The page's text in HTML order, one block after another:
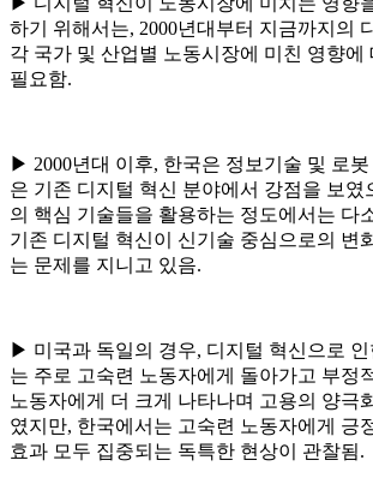
하기 위해서는, 2000년대부터 지금까지의
각 국가 및 산업별 노동시장에 미친 영향에
필요함.
▶ 2000년대 이후, 한국은 정보기술 및 로
은 기존 디지털 혁신 분야에서 강점을 보였
의 핵심 기술들을 활용하는 정도에서는 다
기존 디지털 혁신이 신기술 중심으로의 변
는 문제를 지니고 있음.
▶ 미국과 독일의 경우, 디지털 혁신으로
는 주로 고숙련 노동자에게 돌아가고 부정
노동자에게 더 크게 나타나며 고용의 양극
였지만, 한국에서는 고숙련 노동자에게 긍
효과 모두 집중되는 독특한 현상이 관찰됨.